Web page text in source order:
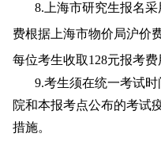
8.上海市研究生报名
费根据上海市物价局沪价
每位考生收取128元报考费
9.考生须在统一考试
院和本报考点公布的考试
措施。